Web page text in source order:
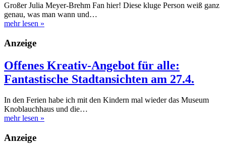
Großer Julia Meyer-Brehm Fan hier! Diese kluge Person weiß ganz
genau, was man wann und…
mehr lesen »
Anzeige
Offenes Kreativ-Angebot für alle:
Fantastische Stadtansichten am 27.4.
In den Ferien habe ich mit den Kindern mal wieder das Museum
Knoblauchhaus und die…
mehr lesen »
Anzeige